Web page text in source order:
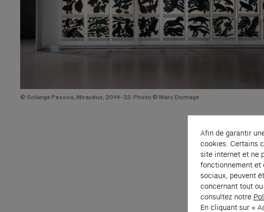
© Solange Pessoa, Miracéus, 2014-23. Photo © Marc Domage
Afin de garantir
cookies. Certains
site internet et ne
fonctionnement et
sociaux, peuvent
concernant tout
consultez notre
En cliquant sur «